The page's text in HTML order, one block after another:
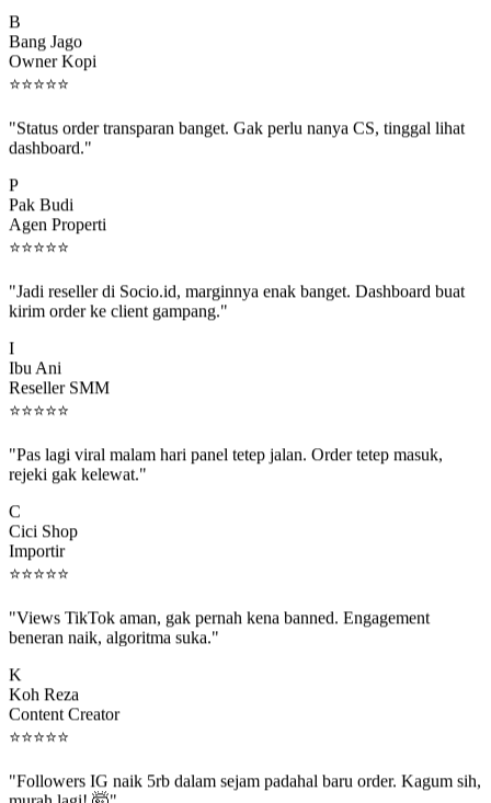
Bang Jago
Owner Kopi
⭐⭐⭐⭐⭐
dashboard."
Pak Budi
Agen Properti
⭐⭐⭐⭐⭐
kirim order ke client gampang."
Ibu Ani
Reseller SMM
⭐⭐⭐⭐⭐
rejeki gak kelewat."
Cici Shop
Importir
⭐⭐⭐⭐⭐
beneran naik, algoritma suka."
Koh Reza
Content Creator
⭐⭐⭐⭐⭐
murah lagi! 🤯"